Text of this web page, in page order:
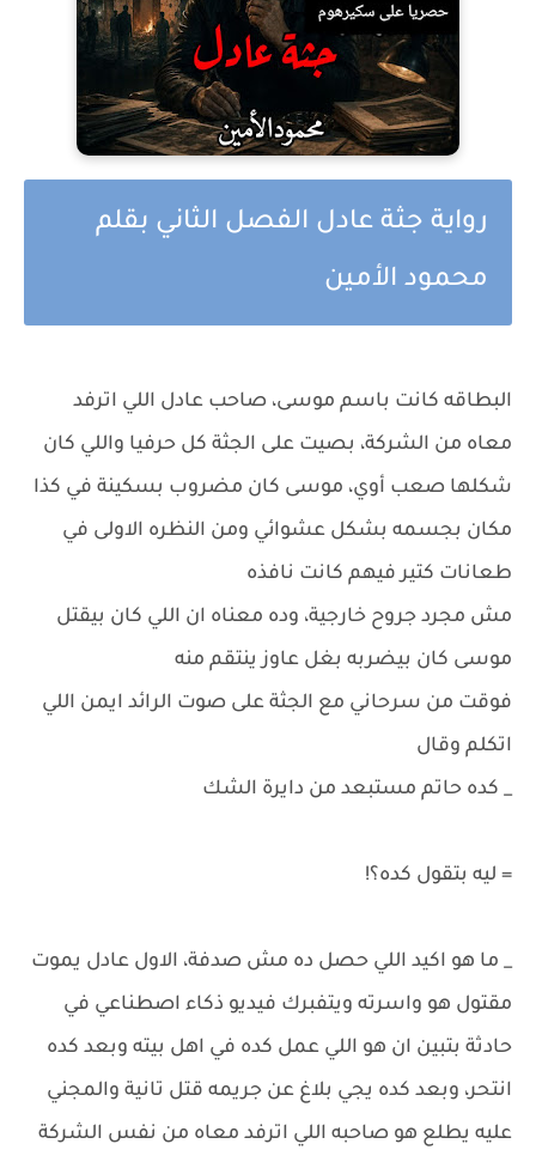
رواية جثة عادل الفصل الثاني بقلم
محمود الأمين
البطاقه كانت باسم موسى، صاحب عادل اللي اترفد
معاه من الشركة، بصيت على الجثة كل حرفيا واللي كان
شكلها صعب أوي، موسى كان مضروب بسكينة في كذا
مكان بجسمه بشكل عشوائي ومن النظره الاولى في
طعانات كتير فيهم كانت نافذه
مش مجرد جروح خارجية، وده معناه ان اللي كان بيقتل
موسى كان بيضربه بغل عاوز ينتقم منه
فوقت من سرحاني مع الجثة على صوت الرائد ايمن اللي
اتكلم وقال
_ كده حاتم مستبعد من دايرة الشك
= ليه بتقول كده؟!
_ ما هو اكيد اللي حصل ده مش صدفة، الاول عادل يموت
مقتول هو واسرته ويتفبرك فيديو ذكاء اصطناعي في
حادثة بتبين ان هو اللي عمل كده في اهل بيته وبعد كده
انتحر، وبعد كده يجي بلاغ عن جريمه قتل تانية والمجني
عليه يطلع هو صاحبه اللي اترفد معاه من نفس الشركة